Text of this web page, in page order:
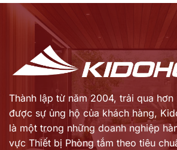
Thành lập từ năm 2004, trải qua hơn
được sự ủng hộ của khách hàng,
là một trong những doanh nghiệp
vực Thiết bị Phòng tắm theo tiêu